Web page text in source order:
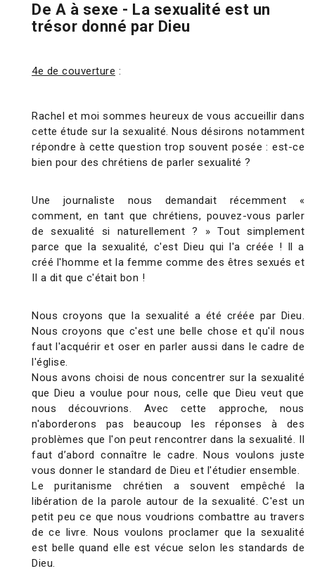
De A à sexe - La sexualité est un
trésor donné par Dieu
4e de couverture :
Rachel et moi sommes heureux de vous accueillir dans
cette étude sur la sexualité. Nous désirons notamment
répondre à cette question trop souvent posée : est-ce
bien pour des chrétiens de parler sexualité ?
Une journaliste nous demandait récemment «
comment, en tant que chrétiens, pouvez-vous parler
de sexualité si naturellement ? » Tout simplement
parce que la sexualité, c'est Dieu qui l'a créée ! Il a
créé l'homme et la femme comme des êtres sexués et
Il a dit que c'était bon !
Nous croyons que la sexualité a été créée par Dieu.
Nous croyons que c'est une belle chose et qu'il nous
faut l'acquérir et oser en parler aussi dans le cadre de
l'église.
Nous avons choisi de nous concentrer sur la sexualité
que Dieu a voulue pour nous, celle que Dieu veut que
nous découvrions. Avec cette approche, nous
n'aborderons pas beaucoup les réponses à des
problèmes que l'on peut rencontrer dans la sexualité. Il
faut d’abord connaître le cadre. Nous voulons juste
vous donner le standard de Dieu et l'étudier ensemble.
Le puritanisme chrétien a souvent empêché la
libération de la parole autour de la sexualité. C'est un
petit peu ce que nous voudrions combattre au travers
de ce livre. Nous voulons proclamer que la sexualité
est belle quand elle est vécue selon les standards de
Dieu.